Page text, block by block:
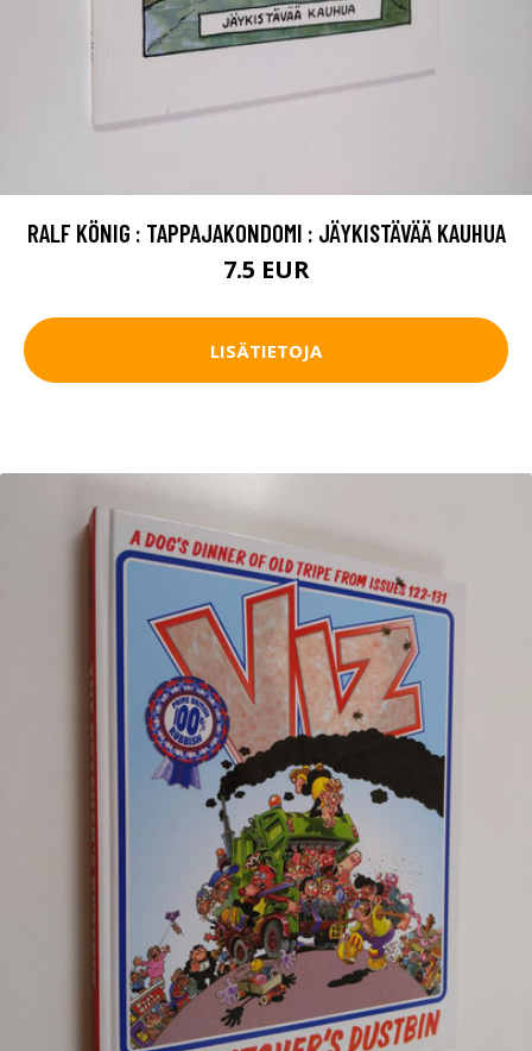
RALF KÖNIG : TAPPAJAKONDOMI : JÄYKISTÄVÄÄ KAUHUA
7.5 EUR
LISÄTIETOJA